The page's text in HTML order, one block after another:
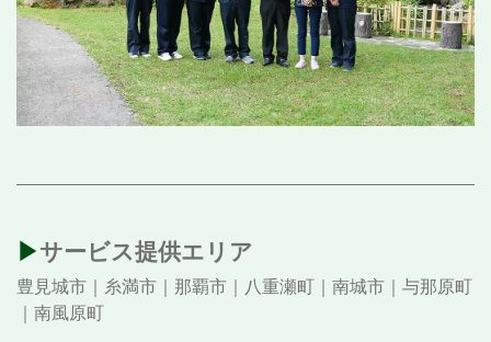
▶︎サービス提供エリア
豊見城市｜糸満市｜那覇市｜八重瀬町｜南城市｜与那原町
｜南風原町